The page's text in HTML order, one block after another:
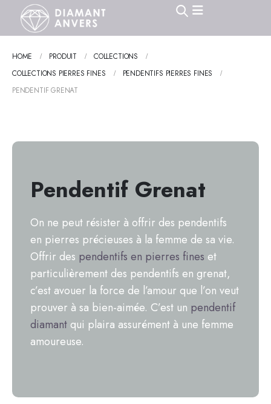
HOME PRODUIT
COLLECTIONS
COLLECTIONS PIERRES FINES
PENDENTIFS PIERRES FINES
PENDENTIF GRENAT
Pendentif Grenat
On ne peut résister à offrir des pendentifs
en pierres précieuses à la femme de sa vie.
Offrir des pendentifs en pierres fines et
particulièrement des pendentifs en grenat,
c’est avouer la force de l’amour que l’on veut
prouver à sa bien-aimée. C’est un pendentif
diamant qui plaira assurément à une femme
amoureuse.